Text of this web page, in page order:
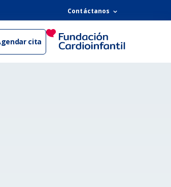
Contáctanos
cita